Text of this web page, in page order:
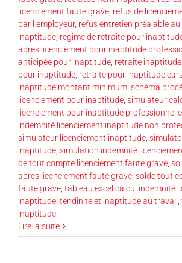
licenciement faute grave refus de
par l employeur, refus entretien préalable
inaptitude regime de retraite pour
après licenciement pour inaptitude
anticipée pour inaptitude retraite
pour inaptitude retraite pour inaptitude
inaptitude montant minimum schéma
licenciement pour inaptitude simulateur
licenciement pour inaptitude professionnelle
indemnité licenciement inaptitude non
simulateur licenciement inaptitude
inaptitude simulation indemnité
de tout compte licenciement faute grave
apres licenciement faute grave solde tout
faute grave tableau excel calcul indemnité
inaptitude tendinite et inaptitude au travail
inaptitude
Lire la suite